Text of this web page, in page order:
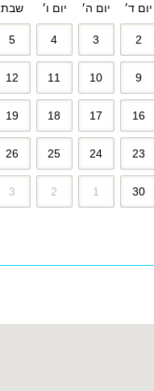
יום ד׳ יום ה׳ יום ו׳ שבת
2
3
4
5
9
10
11
12
16
17
18
19
23
24
25
26
30
1
2
3